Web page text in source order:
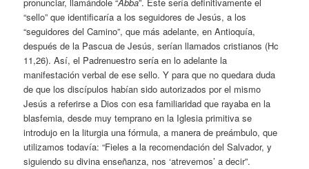
pronunciar, llamándole “Abba”. Este sería definitivamente el
“sello” que identificaría a los seguidores de Jesús, a los
“seguidores del Camino”, que más adelante, en Antioquía,
después de la Pascua de Jesús, serían llamados cristianos (Hc
11,26). Así, el Padrenuestro sería en lo adelante la
manifestación verbal de ese sello. Y para que no quedara duda
de que los discípulos habían sido autorizados por el mismo
Jesús a referirse a Dios con esa familiaridad que rayaba en la
blasfemia, desde muy temprano en la Iglesia primitiva se
introdujo en la liturgia una fórmula, a manera de preámbulo, que
utilizamos todavía: “Fieles a la recomendación del Salvador, y
siguiendo su divina enseñanza, nos ‘atrevemos’ a decir”.